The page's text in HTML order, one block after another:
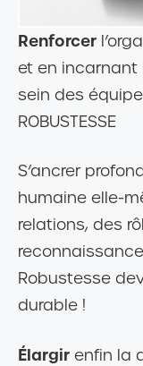
Renforcer
et en incarnant
sein des équipes
ROBUSTESSE
S’ancrer
humaine elle-
relations, des
Robustesse
durable !
Élargir enfin la